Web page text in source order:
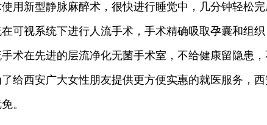
新型静脉麻醉术，很快进行睡觉中，几分钟轻松完
视系统下进行人流手术，手术精确吸取孕囊和组织
在先进的层流净化无菌手术室，不给健康留隐患，
了给西安广大女性朋友提供更方便实惠的就医服务，
。